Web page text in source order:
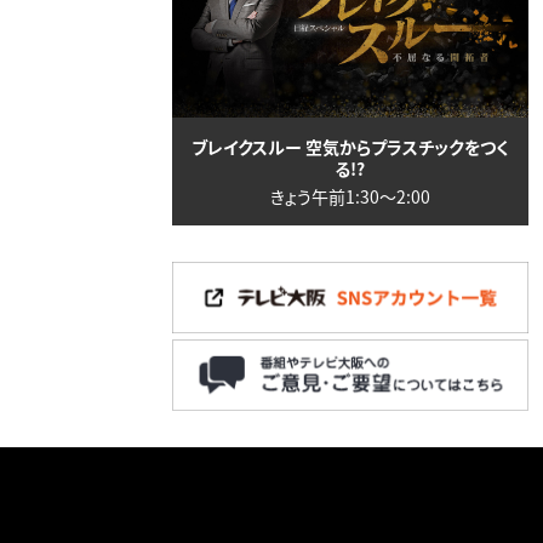
ブレイクスルー 空気からプラスチックをつく
る!?
きょう午前1:30〜2:00